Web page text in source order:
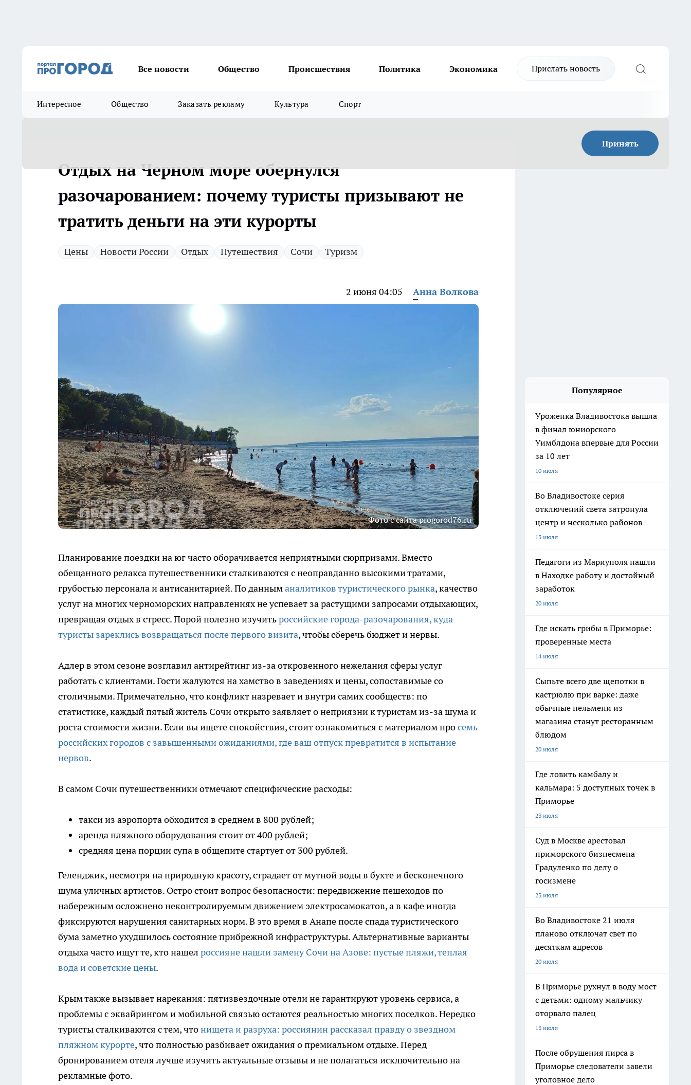
Все новости Общество Происшествия Политика Экономика Прислать новость
Интересное Общество Заказать рекламу Культура Спорт
Принять
Отдых на Черном море обернулся
разочарованием: почему туристы призывают не
тратить деньги на эти курорты
Цены Новости России Отдых Путешествия Сочи Туризм
2 июня 04:05 Анна Волкова
Фото с сайта progorod76.ru
Планирование поездки на юг часто оборачивается неприятными сюрпризами. Вместо
обещанного релакса путешественники сталкиваются с неоправданно высокими тратами,
грубостью персонала и антисанитарией. По данныманалитиков туристического рынка, качество
услуг на многих черноморских направлениях не успевает за растущими запросами отдыхающих,
превращая отдых в стресс. Порой полезно изучитьроссийские города-разочарования, куда
туристы зареклись возвращаться после первого визита, чтобы сберечь бюджет и нервы.
Адлер в этом сезоне возглавил антирейтинг из-за откровенного нежелания сферы услуг
работать с клиентами. Гости жалуются на хамство в заведениях и цены, сопоставимые со
столичными. Примечательно, что конфликт назревает и внутри самих сообществ: по
статистике, каждый пятый житель Сочи открыто заявляет о неприязни к туристам из-за шума и
роста стоимости жизни. Если вы ищете спокойствия, стоит ознакомиться с материалом просемь
российских городов с завышенными ожиданиями, где ваш отпуск превратится в испытание
нервов.
В самом Сочи путешественники отмечают специфические расходы:
такси из аэропорта обходится в среднем в 800 рублей;
аренда пляжного оборудования стоит от 400 рублей;
средняя цена порции супа в общепите стартует от 300 рублей.
Геленджик, несмотря на природную красоту, страдает от мутной воды в бухте и бесконечного
шума уличных артистов. Остро стоит вопрос безопасности: передвижение пешеходов по
набережным осложнено неконтролируемым движением электросамокатов, а в кафе иногда
фиксируются нарушения санитарных норм. В это время в Анапе после спада туристического
бума заметно ухудшилось состояние прибрежной инфраструктуры. Альтернативные варианты
отдыха часто ищут те, кто нашел россияне нашли замену Сочи на Азове: пустые пляжи, теплая
вода и советские цены.
Крым также вызывает нарекания: пятизвездочные отели не гарантируют уровень сервиса, а
проблемы с эквайрингом и мобильной связью остаются реальностью многих поселков. Нередко
туристы сталкиваются с тем, чтонищета и разруха: россиянин рассказал правду о звездном
пляжном курорте, что полностью разбивает ожидания о премиальном отдыхе. Перед
бронированием отеля лучше изучить актуальные отзывы и не полагаться исключительно на
рекламные фото.
Популярное
Уроженка Владивостока вышла
в финал юниорского
Уимблдона впервые для России
за 10 лет
10 июля
Во Владивостоке серия
отключений света затронула
центр и несколько районов
13 июля
Педагоги из Мариуполя нашли
в Находке работу и достойный
заработок
20 июля
Где искать грибы в Приморье:
проверенные места
14 июля
Сыпьте всего две щепотки в
кастрюлю при варке: даже
обычные пельмени из
магазина станут ресторанным
блюдом
20 июля
Где ловить камбалу и
кальмара: 5 доступных точек в
Приморье
23 июля
Суд в Москве арестовал
приморского бизнесмена
Градуленко по делу о
госизмене
23 июля
Во Владивостоке 21 июля
планово отключат свет по
десяткам адресов
20 июля
В Приморье рухнул в воду мост
с детьми: одному мальчику
оторвало палец
13 июля
После обрушения пирса в
Приморье следователи завели
уголовное дело